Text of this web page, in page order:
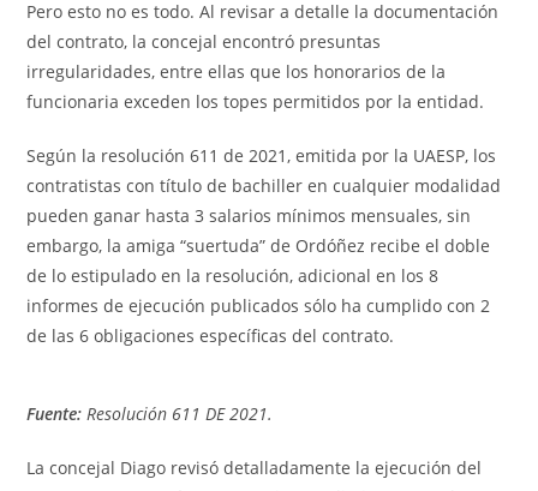
Pero esto no es todo. Al revisar a detalle la documentación
del contrato, la concejal encontró presuntas
irregularidades, entre ellas que los honorarios de la
funcionaria exceden los topes permitidos por la entidad.
Según la resolución 611 de 2021, emitida por la UAESP, los
contratistas con título de bachiller en cualquier modalidad
pueden ganar hasta 3 salarios mínimos mensuales, sin
embargo, la amiga “suertuda” de Ordóñez recibe el doble
de lo estipulado en la resolución, adicional en los 8
informes de ejecución publicados sólo ha cumplido con 2
de las 6 obligaciones específicas del contrato.
Fuente:Resolución 611 DE 2021.
La concejal Diago revisó detalladamente la ejecución del